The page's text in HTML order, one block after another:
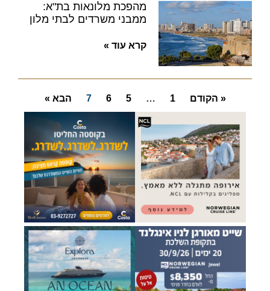
מהפכת מלונאות בת"א:
ממבני משרדים לבתי מלון
קרא עוד »
« הקודם 1
…
5
6
7 הבא »